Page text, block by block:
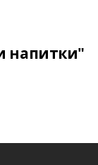
напитки"